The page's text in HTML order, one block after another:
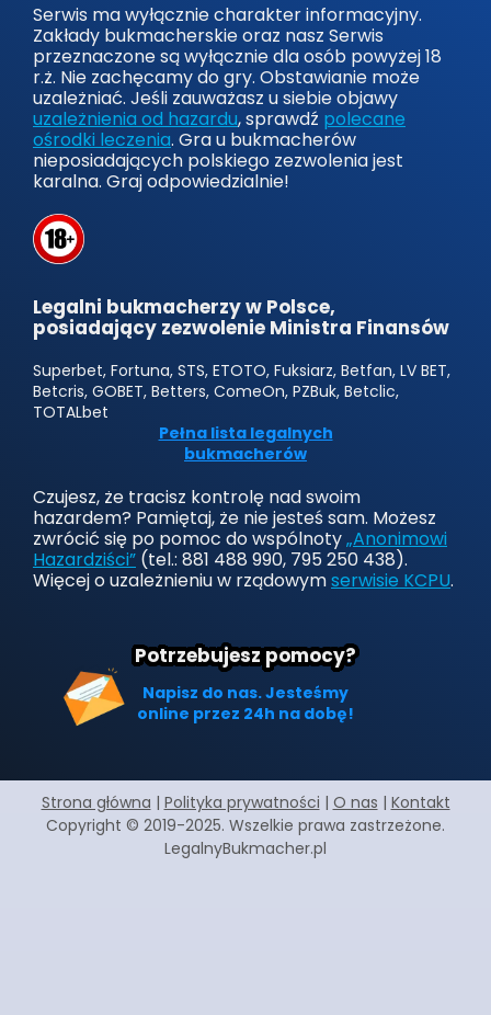
Serwis ma wyłącznie charakter informacyjny.
Zakłady bukmacherskie oraz nasz Serwis
przeznaczone są wyłącznie dla osób powyżej 18
r.ż. Nie zachęcamy do gry. Obstawianie może
uzależniać. Jeśli zauważasz u siebie objawy
uzależnienia od hazardu, sprawdź polecane
ośrodki leczenia. Gra u bukmacherów
nieposiadających polskiego zezwolenia jest
karalna. Graj odpowiedzialnie!
Legalni bukmacherzy w Polsce,
posiadający zezwolenie Ministra Finansów
Superbet, Fortuna, STS, ETOTO, Fuksiarz, Betfan, LV BET,
Betcris, GOBET, Betters, ComeOn, PZBuk, Betclic,
TOTALbet
Pełna lista legalnych
bukmacherów
Czujesz, że tracisz kontrolę nad swoim
hazardem? Pamiętaj, że nie jesteś sam. Możesz
zwrócić się po pomoc do wspólnoty„Anonimowi
Hazardziści” (tel.: 881 488 990, 795 250 438).
Więcej o uzależnieniu w rządowymserwisie KCPU.
Potrzebujesz pomocy?
Napisz do nas. Jesteśmy
online przez 24h na dobę!
Strona główna | Polityka prywatności | O nas | Kontakt
Copyright © 2019-2025. Wszelkie prawa zastrzeżone.
LegalnyBukmacher.pl